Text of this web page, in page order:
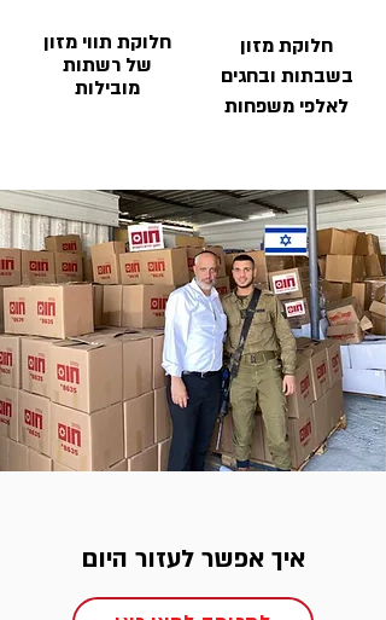
חלוקת תווי מזון
של רשתות
מובילות
חלוקת מזון
בשבתות ובחגים
לאלפי משפחות
איך אפשר לעזור היום